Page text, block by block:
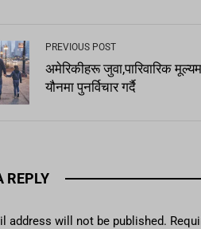
PREVIOUS POST
अमेरिकीहरू जुवा,पारिवारिक
यौनमा पुनर्विचार गर्दै
REPLY
address will not be published.